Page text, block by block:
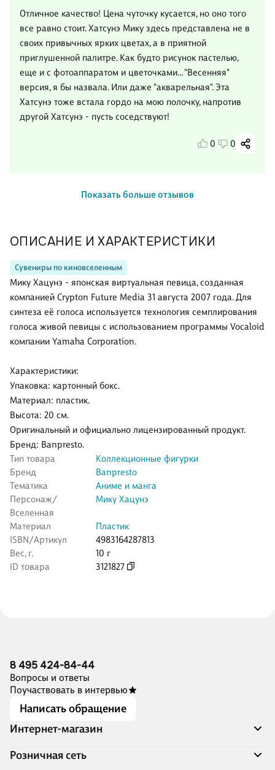
ОПИСАНИЕ И ХАРАКТЕРИСТИКИ
Сувениры по киновселенным
Мику Хацунэ - японская виртуальная певица, созданная
компанией Crypton Future Media 31 августа 2007 года. Для
синтеза её голоса используется технология семплирования
голоса живой певицы с использованием программы Vocaloid
компании Yamaha Corporation.
Характеристики:
Упаковка: картонный бокс.
Материал: пластик.
Высота: 20 см.
Оригинальный и официально лицензированный продукт.
Бренд: Banpresto.
Тип товара
Коллекционные фигурки
Бренд
Banpresto
Тематика
Аниме и манга
Персонаж/
Вселенная
Мику Хацунэ
Материал
Пластик
ISBN/Артикул
4983164287813
Вес, г.
10 г
ID товара
3121827
Отличное качество! Цена чуточку кусается, но оно того
все равно стоит. Хатсунэ Мику здесь представлена не в
своих привычных ярких цветах, а в приятной
приглушенной палитре. Как будто рисунок пастелью,
еще и с фотоаппаратом и цветочками... "Весенняя"
версия, я бы назвала. Или даже "акварельная". Эта
Хатсунэ тоже встала гордо на мою полочку, напротив
другой Хатсунэ - пусть соседствуют!
0 0
Показать больше отзывов
8 495 424-84-44
Вопросы и ответы
Поучаствовать в интервью
Написать обращение
Интернет-магазин
Акции
Розничная сеть